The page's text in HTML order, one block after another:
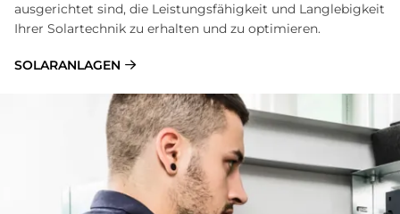
ausgerichtet sind, die Leistungsfähigkeit und Langlebigkeit
Ihrer Solartechnik zu erhalten und zu optimieren.
SOLARANLAGEN